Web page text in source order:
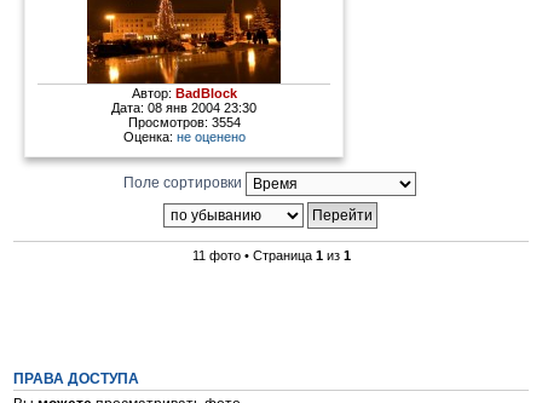
Автор: BadBlock
Дата: 08 янв 2004 23:30
Просмотров: 3554
Оценка: не оценено
Поле сортировки
11 фото • Страница 1из 1
ПРАВА ДОСТУПА